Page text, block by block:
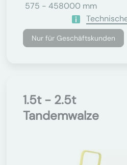
575 - 458000 mm
Nur für Geschäftskunden
1.5t - 2.5t
Tandemwalze